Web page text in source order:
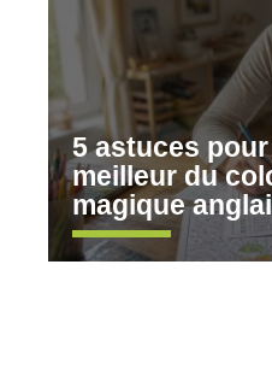
5 astuces
meilleur du
magique